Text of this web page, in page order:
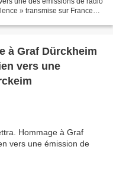
» transmise sur France
à Graf Dürckheim
vers une